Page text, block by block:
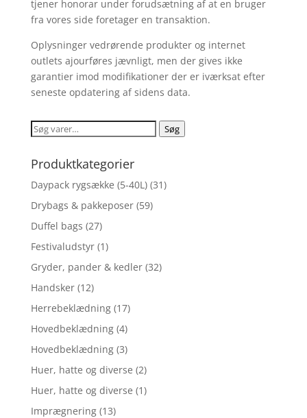
tjener honorar under forudsætning af at en bruger
fra vores side foretager en transaktion.
Oplysninger vedrørende produkter og internet
outlets ajourføres jævnligt, men der gives ikke
garantier imod modifikationer der er iværksat efter
seneste opdatering af sidens data.
Søg
Søg
Produktkategorier
Daypack rygsække (5-40L) (31)
Drybags & pakkeposer (59)
Duffel bags (27)
Festivaludstyr (1)
Gryder, pander & kedler (32)
Handsker (12)
Herrebeklædning (17)
Hovedbeklædning (4)
Hovedbeklædning (3)
Huer, hatte og diverse (2)
Huer, hatte og diverse (1)
Imprægnering (13)